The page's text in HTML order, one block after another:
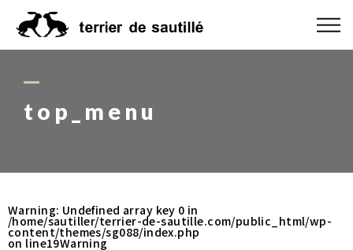
top_menu
Warning: Undefined array key 0 in
/home/sautiller/terrier-de-sautille.com/public_html/wp-
content/themes/sg088/index.php
on line19Warning
ABOUT US
RUG GUIDE